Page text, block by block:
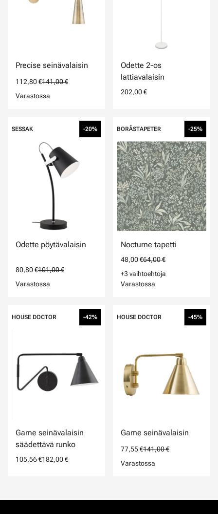
Precise seinävalaisin
112,80 €141,00 €
Varastossa
Odette 2-os
lattiavalaisin
202,00 €
SESSAK -20%
Odette pöytävalaisin
80,80 €101,00 €
Varastossa
BORÅSTAPETER -25%
Nocturne tapetti
48,00 €64,00 €
+3 vaihtoehtoja
Varastossa
HOUSE DOCTOR -42%
Game seinävalaisin
säädettävä runko
105,56 €182,00 €
HOUSE DOCTOR -45%
Game seinävalaisin
77,55 €141,00 €
Varastossa